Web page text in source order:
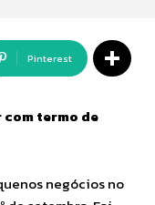
Pinterest
termo de
negócios no